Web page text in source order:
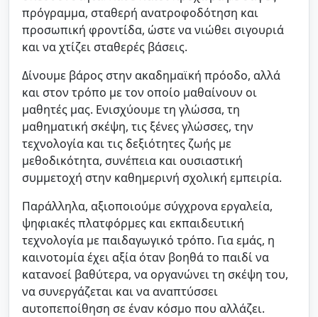
Ιδιωτικό Σχολείο -
Εκπαιδευτήρια Παλλάδιο
Νηπιαγωγείο-Δημοτικό-Γυμνάσιο-Λύκειο: εκπαίδευση με
έμφαση στην καινοτομία και τις δεξιότητες ζωής
πρόγραμμα, σταθερή ανατροφοδότηση και
προσωπική φροντίδα, ώστε να νιώθει σιγουριά
και να χτίζει σταθερές βάσεις.
Δίνουμε βάρος στην ακαδημαϊκή πρόοδο, αλλά
και στον τρόπο με τον οποίο μαθαίνουν οι
μαθητές μας. Ενισχύουμε τη γλώσσα, τη
μαθηματική σκέψη, τις ξένες γλώσσες, την
τεχνολογία και τις δεξιότητες ζωής με
μεθοδικότητα, συνέπεια και ουσιαστική
συμμετοχή στην καθημερινή σχολική εμπειρία.
Παράλληλα, αξιοποιούμε σύγχρονα εργαλεία,
ψηφιακές πλατφόρμες και εκπαιδευτική
τεχνολογία με παιδαγωγικό τρόπο. Για εμάς, η
καινοτομία έχει αξία όταν βοηθά το παιδί να
κατανοεί βαθύτερα, να οργανώνει τη σκέψη του,
να συνεργάζεται και να αναπτύσσει
αυτοπεποίθηση σε έναν κόσμο που αλλάζει.